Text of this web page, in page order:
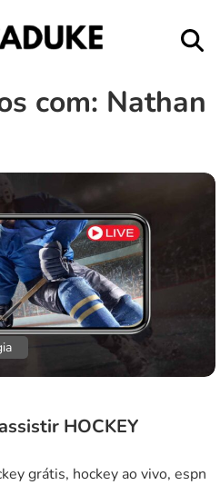
com: Nathan
HOCKEY
grátis, hockey ao vivo, espn